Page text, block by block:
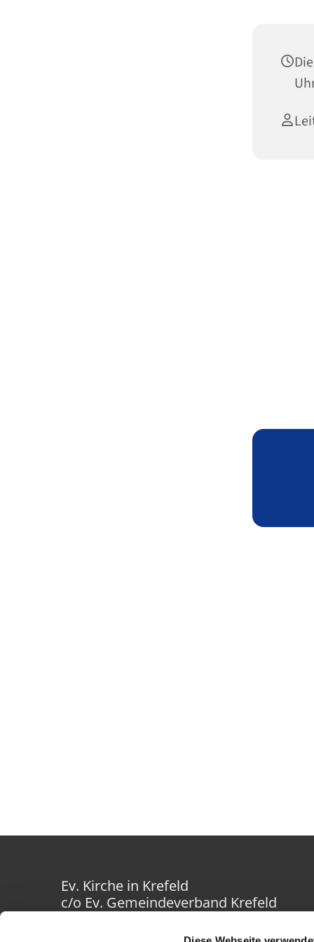
Ev. Kirche in Krefeld
c/o Ev. Gemeindeverband Krefeld